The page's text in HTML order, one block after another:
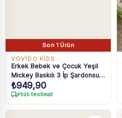
Son 1 Ürün
VOVİDO KİDS
Erkek Bebek ve Çocuk Yeşil
Mickey Baskılı 3 İp Şardonsuz
Takım 2-6 Yaş
₺949,90
Hızlı teslimat